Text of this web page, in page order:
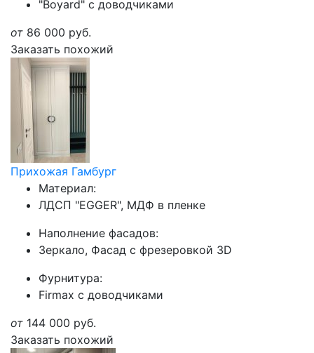
"Boyard" с доводчиками
от 86 000 руб.
Заказать похожий
Прихожая Гамбург
Материал:
ЛДСП "EGGER", МДФ в пленке
Наполнение фасадов:
Зеркало, Фасад с фрезеровкой 3D
Фурнитура:
Firmax с доводчиками
от 144 000 руб.
Заказать похожий